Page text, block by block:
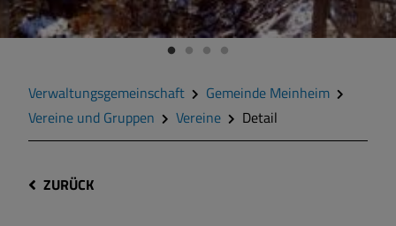
Verwaltungsgemeinschaft
Gemeinde Meinheim
Vereine und Gruppen
Vereine Detail
ZURÜCK